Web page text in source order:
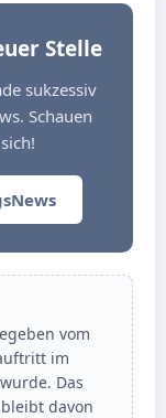
Stelle
sukzessiv
Schauen
vom
im
Das
davon